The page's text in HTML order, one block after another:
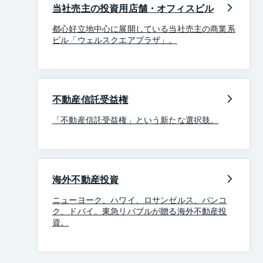
当社売主の投資用店舗・オフィスビル
都心好立地中心に展開している当社売主の商業系
ビル「ウェルスクエアプラザ」。
不動産信託受益権
「不動産信託受益権」という新たな選択肢。
海外不動産投資
ニューヨーク、ハワイ、ロサンゼルス、バンコ
ク、ドバイ。東急リバブルが贈る海外不動産投
資。